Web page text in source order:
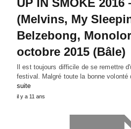
UP IN SMOKE 2016
(Melvins, My
Belzebong,
octobre 2015 (Bâle)
Il est toujours difficile de se remettre
festival. Malgré toute la bonne
suite
il y a 11 ans